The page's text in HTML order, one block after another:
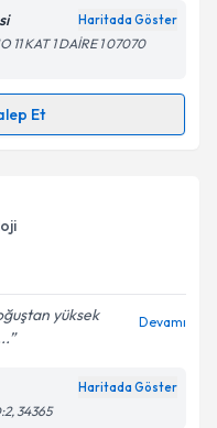
ilişkin
Aydınlatma
verilerimin belirtilen
ediyorum.
Gönder
Haritada Göster
11 KAT 1 DAİRE 1 07070
Et
takvimi talebi
almanız için bir
ile bilgilendireceğiz.
ilişkin
Aydınlatma
verilerimin belirtilen
yüksek
Devamı
Haritada Göster
34365